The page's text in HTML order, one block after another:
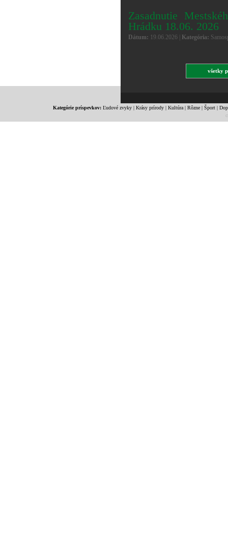
Zasadnutie
Hrádku 18.06. 2026
Dátum: 19.06.2026 | Kategória:
všetky
Kategórie príspevkov: Ľudové zvyky| Krásy prírody| Kultúra| Rôzne| Šport|